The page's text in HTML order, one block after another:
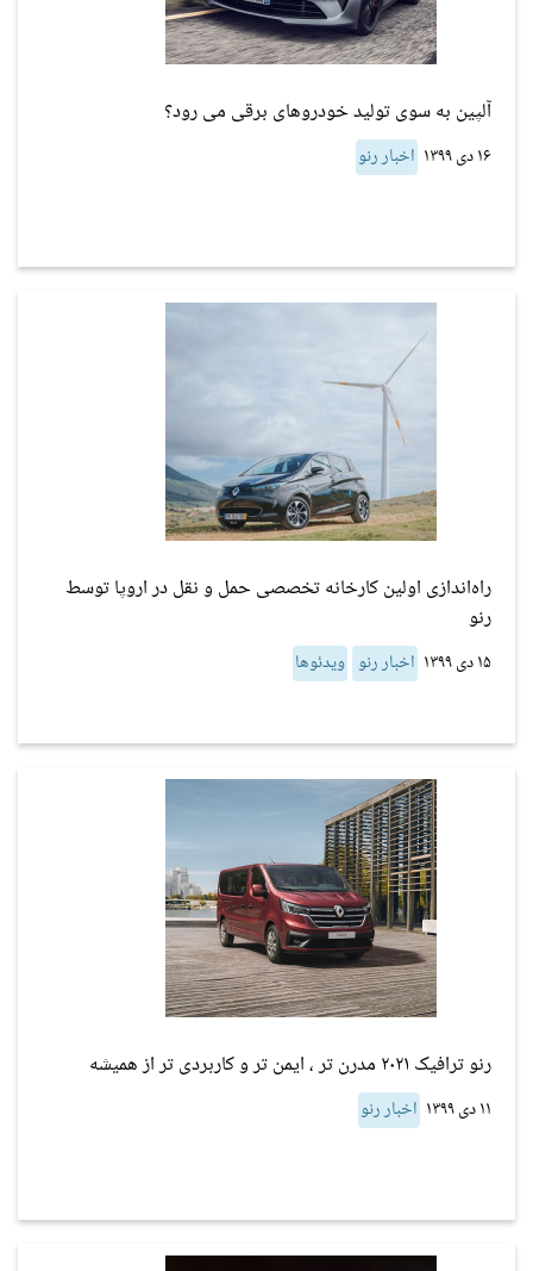
آلپین به سوی تولید خودروهای برقی می رود؟
۱۶ دی ۱۳۹۹ اخبار رنو
راه‌اندازی اولین کارخانه تخصصی حمل و نقل در اروپا توسط
رنو
۱۵ دی ۱۳۹۹ اخبار رنو ویدئوها
رنو ترافیک ۲۰۲۱ مدرن تر ، ایمن تر و کاربردی تر از همیشه
۱۱ دی ۱۳۹۹ اخبار رنو